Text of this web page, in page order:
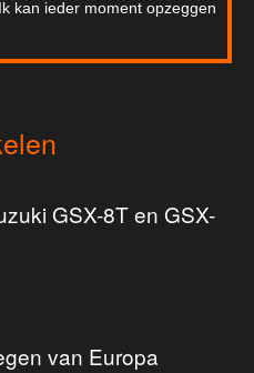
kan ieder moment opzeggen
GSX-8T en GSX-
van Europa